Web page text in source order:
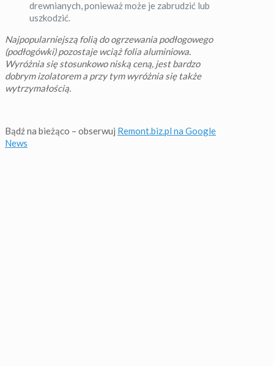
drewnianych, ponieważ może je zabrudzić lub
uszkodzić.
Najpopularniejszą folią do ogrzewania podłogowego
(podłogówki) pozostaje wciąż folia aluminiowa.
Wyróżnia się stosunkowo niską ceną, jest bardzo
dobrym izolatorem a przy tym wyróżnia się także
wytrzymałością.
Bądź na bieżąco – obserwuj Remont.biz.pl na Google
News